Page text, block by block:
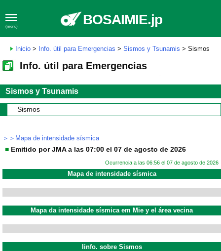
(menú) BOSAIMIE.jp
Inicio > Info. útil para Emergencias > Sismos y Tsunamis > Sismos
Info. útil para Emergencias
Sismos y Tsunamis
Sismos
＞＞Mapa de intensidade sísmica
■ Emitido por JMA a las 07:00 el 07 de agosto de 2026
Ocurrencia a las 06:56 el 07 de agosto de 2026
Mapa de intensidade sísmica
Mapa da intensidade sísmica em Mie y el área vecina
Iinfo. sobre Sismos